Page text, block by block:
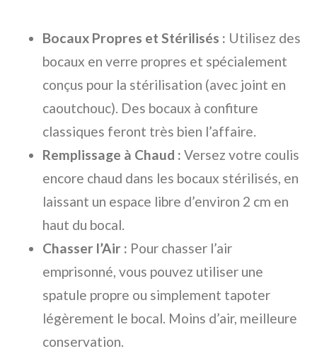
Bocaux Propres et Stérilisés : Utilisez des
bocaux en verre propres et spécialement
conçus pour la stérilisation (avec joint en
caoutchouc). Des bocaux à confiture
classiques feront très bien l’affaire.
Remplissage à Chaud : Versez votre coulis
encore chaud dans les bocaux stérilisés, en
laissant un espace libre d’environ 2 cm en
haut du bocal.
Chasser l’Air : Pour chasser l’air
emprisonné, vous pouvez utiliser une
spatule propre ou simplement tapoter
légèrement le bocal. Moins d’air, meilleure
conservation.